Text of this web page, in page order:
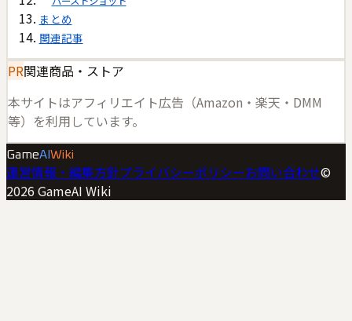
まとめ
関連記事
PR関連商品・ストア
本サイトはアフィリエイト広告（Amazon・楽天・DMM
等）を利用しています。
GameAI Wiki
運営情報・編集方針プライバシーポリシーお問い合わせ©
2026 GameAI Wiki